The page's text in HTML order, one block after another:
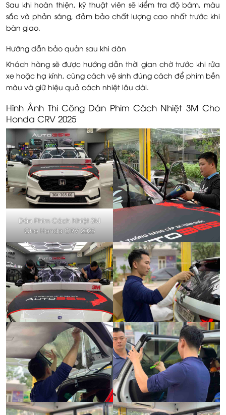
Sau khi hoàn thiện, kỹ thuật viên sẽ kiểm tra độ bám, màu
sắc và phản sáng, đảm bảo chất lượng cao nhất trước khi
bàn giao.
Hướng dẫn bảo quản sau khi dán
Khách hàng sẽ được hướng dẫn thời gian chờ trước khi rửa
xe hoặc hạ kính, cùng cách vệ sinh đúng cách để phim bền
màu và giữ hiệu quả cách nhiệt lâu dài.
Hình Ảnh Thi Công Dán Phim Cách Nhiệt 3M Cho
Honda CRV 2025
Dán Phim Cách Nhiệt 3M
Cho Honda CRV 2025